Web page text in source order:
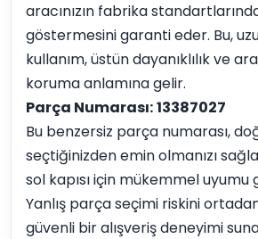
aracınızın fabrika
göstermesini garanti eder. Bu,
kullanım, üstün dayanıklılık ve
koruma anlamına gelir.
Parça Numarası:13387027
Bu benzersiz parça numarası,
seçtiğinizden emin olmanızı
sol kapısı için mükemmel
Yanlış parça seçimi riskini
güvenli bir alışveriş deneyimi